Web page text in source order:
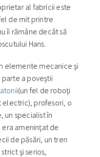
al fabricii este
de mit printre
îi rămâne decât să
Hans.
elemente mecanice şi
a poveştii
(un fel de roboţi
profesori, o
un specialist în
ameninţat de
de păsări, un tren
şi serios,